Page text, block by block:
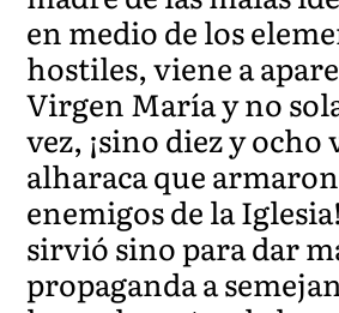
en medio de los
hostiles, viene a
Virgen María y no
vez, ¡sino diez y ocho
alharaca que
enemigos de la
sirvió sino para dar
propaganda a